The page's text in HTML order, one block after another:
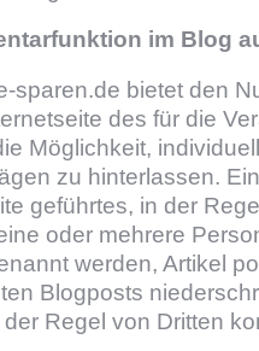
im Blog
sparen.de bietet den
des für die
Möglichkeit,
zu hinterlassen.
geführtes, in der
oder mehrere
werden, Artikel
Blogposts
Regel von Dritten